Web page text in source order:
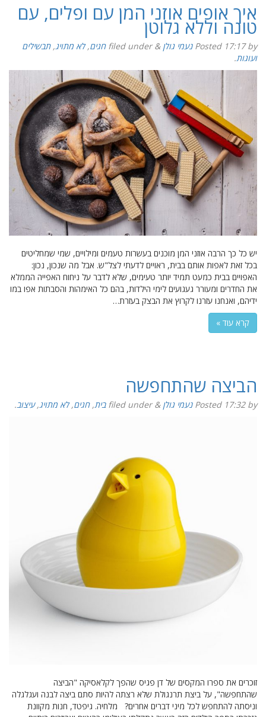
איך אופים אוזני המן עם ופלים, עם
טונה וללא גלוטן
Posted 17:17by נעמי גולן &
filed under חגים,לא מתויג,תבשילים
ועוגות.
יש כל כך הרבה אוזני המן מוכנים בעשרות טעמים ומילויים, שמי שמחליטים
בכל זאת לאפות אותם בבית, ראויים לדעתי לצל"ש. אבל מה שנכון, נכון:
האפויים בבית כמעט תמיד יותר טעימים, שלא לדבר על ניחוח האפייה הממלא
את החדרים ומעורר געגועים לימי הילדות, בהם כל האימהות והסבתות אפו במו
ידיהם, ואנחנו עזרנו לקרוץ את הבצק בעזרת…
קרא עוד »
הביצה שהתחפשה
Posted 17:32by נעמי גולן &
filed under בית,חגים,לא מתויג,עיצוב.
זוכרים את ספרו המקסים של דן פגיס שהפך לקלאסיקה "הביצה
שהתחפשה", על ביצת תרנגולת שלא רצתה להיות סתם ביצה לבנה ועגלגלה
וניסתה להתחפש לכל מיני דברים אחרים? מלחיה. גיפטד, חנות מקוונת